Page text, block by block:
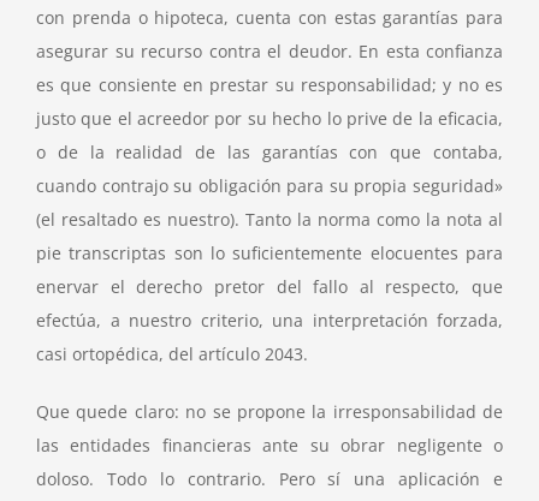
con prenda o hipoteca, cuenta con estas garantías para
asegurar su recurso contra el deudor. En esta confianza
es que consiente en prestar su responsabilidad; y no es
justo que el acreedor por su hecho lo prive de la eficacia,
o de la realidad de las garantías con que contaba,
cuando contrajo su obligación para su propia seguridad»
(el resaltado es nuestro). Tanto la norma como la nota al
pie transcriptas son lo suficientemente elocuentes para
enervar el derecho pretor del fallo al respecto, que
efectúa, a nuestro criterio, una interpretación forzada,
casi ortopédica, del artículo 2043.
Que quede claro: no se propone la irresponsabilidad de
las entidades financieras ante su obrar negligente o
doloso. Todo lo contrario. Pero sí una aplicación e